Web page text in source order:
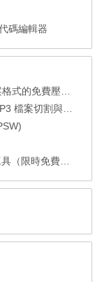
碼編輯器
免費壓縮工具
割與編輯軟體
時免費下載）